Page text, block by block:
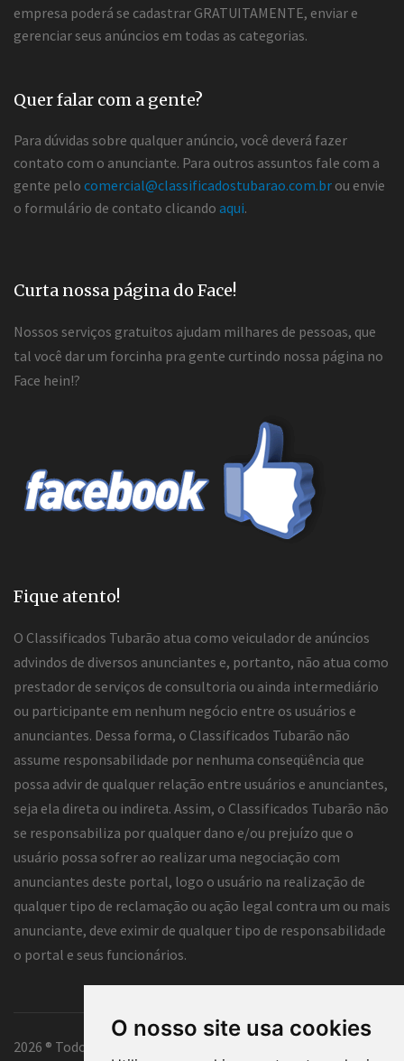
O nosso site usa cookies
empresa poderá se cadastrar GRATUITAMENTE, enviar e
gerenciar seus anúncios em todas as categorias.
Quer falar com a gente?
Para dúvidas sobre qualquer anúncio, você deverá fazer
contato com o anunciante. Para outros assuntos fale com a
gente pelo comercial@classificadostubarao.com.br ou envie
o formulário de contato clicando aqui.
Curta nossa página do Face!
Nossos serviços gratuitos ajudam milhares de pessoas, que
tal você dar um forcinha pra gente curtindo nossa página no
Face hein!?
Fique atento!
O Classificados Tubarão atua como veiculador de anúncios
advindos de diversos anunciantes e, portanto, não atua como
prestador de serviços de consultoria ou ainda intermediário
ou participante em nenhum negócio entre os usuários e
anunciantes. Dessa forma, o Classificados Tubarão não
assume responsabilidade por nenhuma conseqüência que
possa advir de qualquer relação entre usuários e anunciantes,
seja ela direta ou indireta. Assim, o Classificados Tubarão não
se responsabiliza por qualquer dano e/ou prejuízo que o
usuário possa sofrer ao realizar uma negociação com
anunciantes deste portal, logo o usuário na realização de
qualquer tipo de reclamação ou ação legal contra um ou mais
anunciante, deve eximir de qualquer tipo de responsabilidade
o portal e seus funcionários.
2026 ® Todos os direitos reservados.